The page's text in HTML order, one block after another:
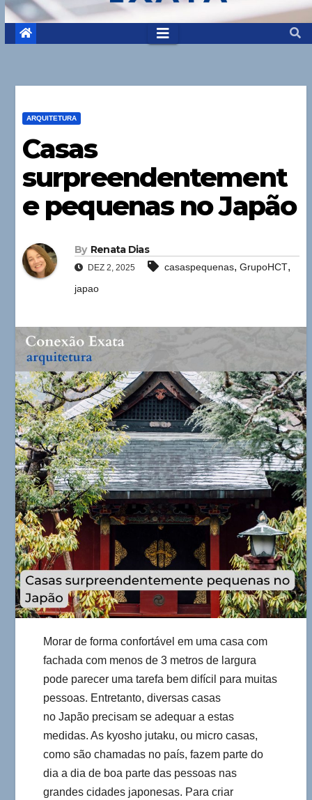
ARQUITETURA
Casas
surpreendentement
e pequenas no Japão
By Renata Dias
DEZ 2, 2025 casaspequenas, GrupoHCT,
japao
Morar de forma confortável em uma casa com
fachada com menos de 3 metros de largura
pode parecer uma tarefa bem difícil para muitas
pessoas. Entretanto, diversas casas
no Japão precisam se adequar a estas
medidas. As kyosho jutaku, ou micro casas,
como são chamadas no país, fazem parte do
dia a dia de boa parte das pessoas nas
grandes cidades japonesas. Para criar